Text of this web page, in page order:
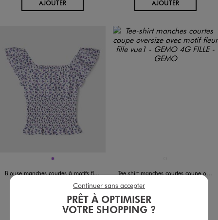
AJOUTERAU PANIER AJOUTERAU PANIER
Disponible en 1 coloris
VIOLET
Blouse manches courtes à motifs fleuris avec col modulable fille
5/5 de moyenne
(30 avis)
Tee-shirt manches courtes coupe oversize avec motif fleur fille
-50% sur le 2ème produit d'été
5/5 de moyenne
PRÊT À OPTIMISER
VOTRE SHOPPING ?
Continuer sans accepter